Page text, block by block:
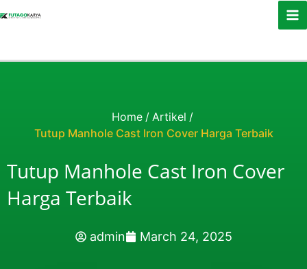
Home / Artikel /
Tutup Manhole Cast Iron Cover Harga Terbaik
Tutup Manhole Cast Iron Cover
Harga Terbaik
admin March 24, 2025